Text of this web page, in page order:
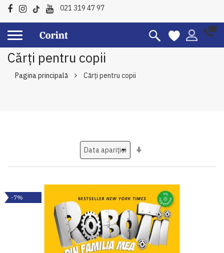
021 319 47 97
Cărți pentru copii
Pagina principală Cărți pentru copii
-7%